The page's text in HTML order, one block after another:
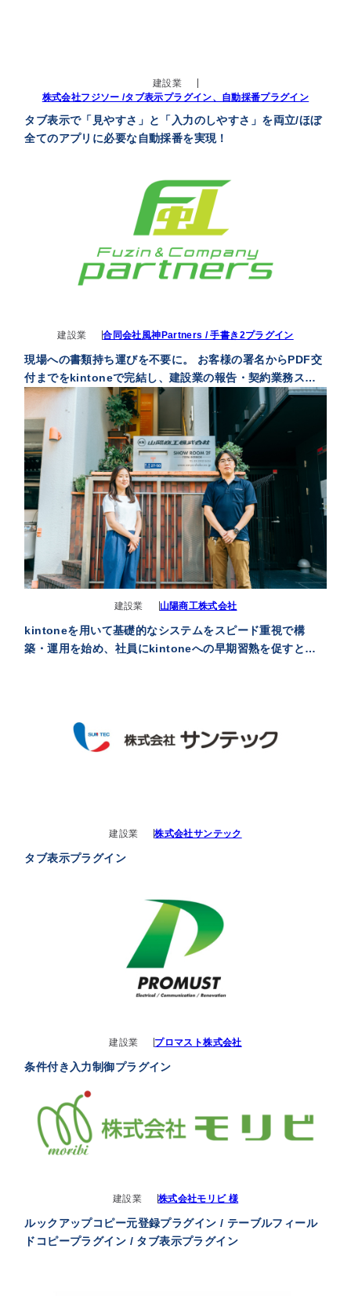
建設業
株式会社フジソー /タブ表示プラグイン、自動採番プラグイン
タブ表示で「見やすさ」と「入力のしやすさ」を両立/ほぼ
全てのアプリに必要な自動採番を実現！
建設業 合同会社風神Partners / 手書き2プラグイン
現場への書類持ち運びを不要に。 お客様の署名からPDF交
付までをkintoneで完結し、建設業の報告・契約業務スピ
ードを向上
建設業 山陽商工株式会社
kintoneを用いて基礎的なシステムをスピード重視で構
築・運用を始め、社員にkintoneへの早期習熟を促すと共
建設業 株式会社サンテック
タブ表示プラグイン
建設業 プロマスト株式会社
条件付き入力制御プラグイン
建設業 株式会社モリビ 様
ルックアップコピー元登録プラグイン / テーブルフィール
ドコピープラグイン / タブ表示プラグイン